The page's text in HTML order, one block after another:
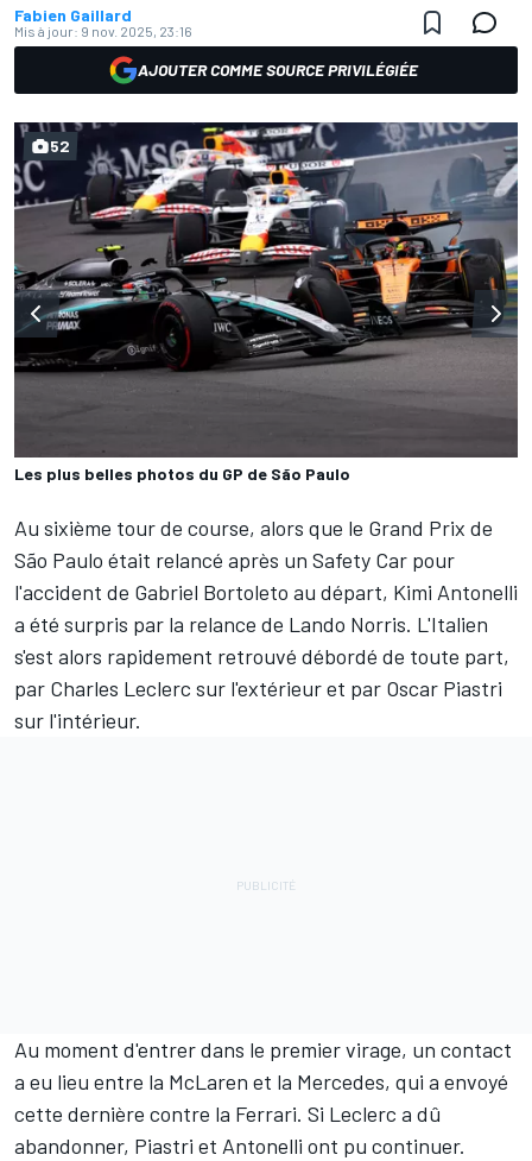
Fabien Gaillard
Mis à jour: 9 nov. 2025, 23:16
AJOUTER COMME SOURCE PRIVILÉGIÉE
Les plus belles photos du GP de São Paulo
52
Au sixième tour de course, alors que le Grand Prix de
São Paulo était relancé après un Safety Car pour
l'accident de Gabriel Bortoleto au départ, Kimi Antonelli
a été surpris par la relance de Lando Norris. L'Italien
s'est alors rapidement retrouvé débordé de toute part,
par Charles Leclerc sur l'extérieur et par Oscar Piastri
sur l'intérieur.
Au moment d'entrer dans le premier virage, un contact
a eu lieu entre la McLaren et la Mercedes, qui a envoyé
cette dernière contre la Ferrari. Si Leclerc a dû
abandonner, Piastri et Antonelli ont pu continuer.